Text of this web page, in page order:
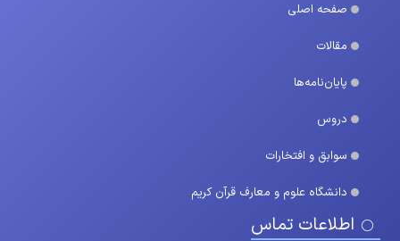
صفحه اصلی
مقالات
پایان‌نامه‌ها
دروس
سوابق و افتخارات
دانشگاه علوم و معارف قرآن کریم
اطلاعات تماس